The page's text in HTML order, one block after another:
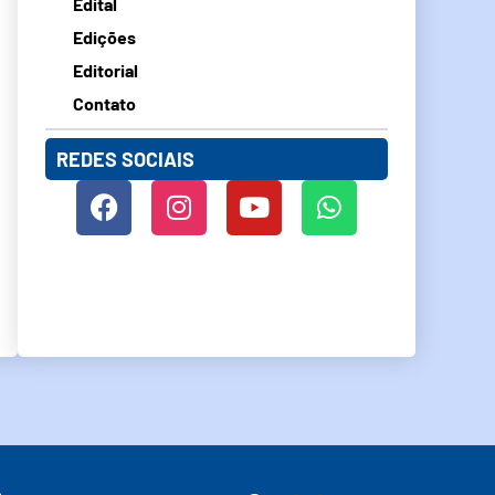
Edições
Editorial
Contato
REDES SOCIAIS